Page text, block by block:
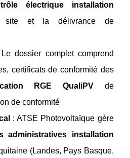
électrique installation
et la délivrance de
dossier complet comprend
certificats de conformité des
RGE QualiPVde
de conformité
: ATSE Photovoltaïque gère
administratives installation
(Landes, Pays Basque,